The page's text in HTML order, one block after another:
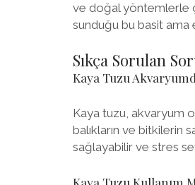
ve doğal yöntemlerle
sunduğu bu basit ama
Sıkça Sorulan
Kaya Tuzu
Kaya tuzu, akvaryum
balıkların ve bitkilerin
sağlayabilir ve stres
Kaya Tuzu Kullanım